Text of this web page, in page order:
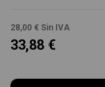
28,00 € Sin IVA
33,88 €